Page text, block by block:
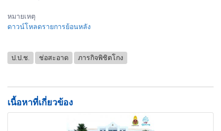
หมายเหตุ
ดาวน์โหลดรายการย้อนหลัง
ป.ป.ช. ช่อสะอาด ภารกิจพิชิตโกง
เนื้อหาที่เกี่ยวข้อง